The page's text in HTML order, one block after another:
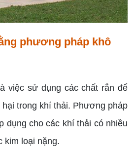
phương pháp khô
việc sử dụng các chất rắn để
hại trong khí thải. Phương pháp
dụng cho các khí thải có nhiều
kim loại nặng.